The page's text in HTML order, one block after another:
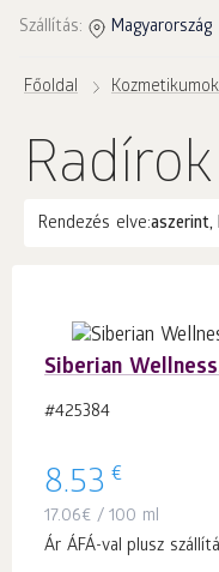
Szállítás: Magyarország
Főoldal Kozmetikumok
Rendezés elve:aszerint,
Siberian
#425384
8.53 €
17.06€ / 100 ml
Ár ÁFÁ-val plusz